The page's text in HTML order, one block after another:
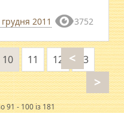
2011 3752
<
10 11 12
13
>
91 - 100 із 181